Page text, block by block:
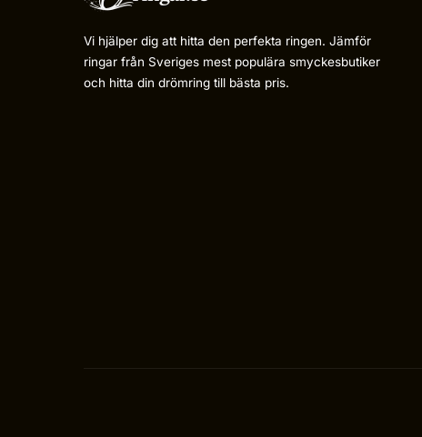
Vi hjälper dig att hitta den perfekta ringen. Jämför
ringar från Sveriges mest populära smyckesbutiker
och hitta din drömring till bästa pris.